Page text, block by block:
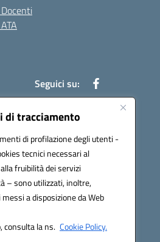
di tracciamento
di profilazione degli utenti -
tecnici necessari al
fruibilità dei servizi
– sono utilizzati, inoltre,
a disposizione da Web
consulta la ns. Cookie Policy.
Seguici su: